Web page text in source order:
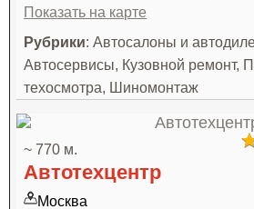
Показать на карте
Рубрики: Автосалоны и
Автосервисы, Кузовной ремонт,
техосмотра, Шиномонтаж
~ 770 м.
Автотехцентр
Москва